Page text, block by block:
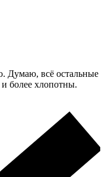
Думаю, всё остальные
более хлопотны.